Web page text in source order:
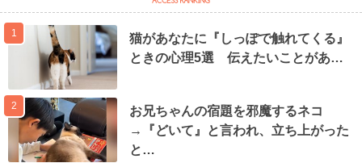
1
猫があなたに『しっぽで触れてくる』
ときの心理5選 伝えたいことがあ…
2
お兄ちゃんの宿題を邪魔するネコ
→『どいて』と言われ、立ち上がった
と…